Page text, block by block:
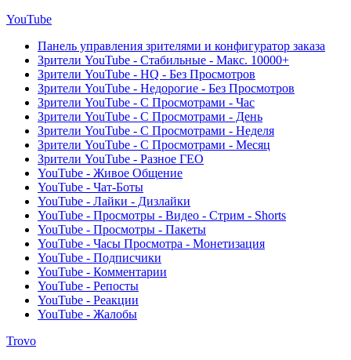
YouTube
Панель управления зрителями и конфигуратор заказа
Зрители YouTube - Стабильные - Макс. 10000+
Зрители YouTube - HQ - Без Просмотров
Зрители YouTube - Недорогие - Без Просмотров
Зрители YouTube - С Просмотрами - Час
Зрители YouTube - С Просмотрами - День
Зрители YouTube - С Просмотрами - Неделя
Зрители YouTube - С Просмотрами - Месяц
Зрители YouTube - Разное ГЕО
YouTube - Живое Общение
YouTube - Чат-Боты
YouTube - Лайки - Дизлайки
YouTube - Просмотры - Видео - Стрим - Shorts
YouTube - Просмотры - Пакеты
YouTube - Часы Просмотра - Монетизация
YouTube - Подписчики
YouTube - Комментарии
YouTube - Репосты
YouTube - Реакции
YouTube - Жалобы
Trovo